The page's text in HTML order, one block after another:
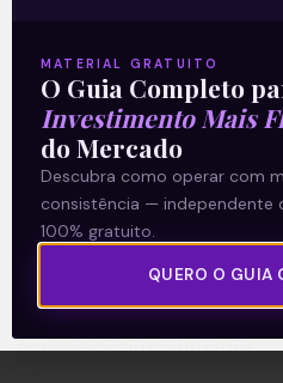
Termos e Condições
Política de Privacidade
Explore
Artigos
E Eu Com Isso?
Vídeos no Youtube
Manuais de Investimento
MATERIAL GRATUITO
O Guia Completo
Investimento Mais
do Mercado
Descubra como operar com
consistência — independente
100% gratuito.
QUERO O GUIA